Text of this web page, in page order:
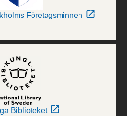
Företagsminnen
Biblioteket